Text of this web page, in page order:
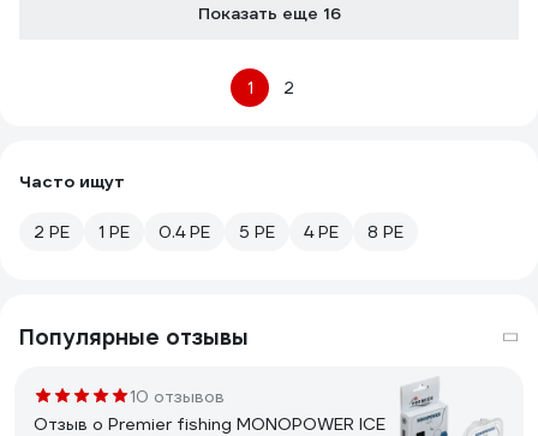
Показать еще 16
1 2
Часто ищут
2 PE 1 PE 0.4 PE 5 PE 4 PE 8 PE
Популярные отзывы
10 отзывов
Отзыв о Premier fishing MONOPOWER ICE